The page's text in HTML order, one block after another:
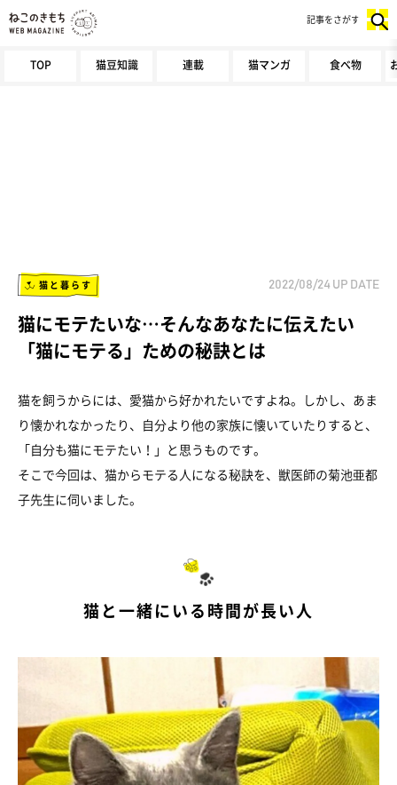
TOP 猫豆知識 連載 猫マンガ 食べ物
記事をさがす
猫と暮らす 2022/08/24 UP DATE
猫にモテたいな…そんなあなたに伝えたい
「猫にモテる」ための秘訣とは
猫を飼うからには、愛猫から好かれたいですよね。しかし、あま
り懐かれなかったり、自分より他の家族に懐いていたりすると、
「自分も猫にモテたい！」と思うものです。
そこで今回は、猫からモテる人になる秘訣を、獣医師の菊池亜都
子先生に伺いました。
猫と一緒にいる時間が長い人